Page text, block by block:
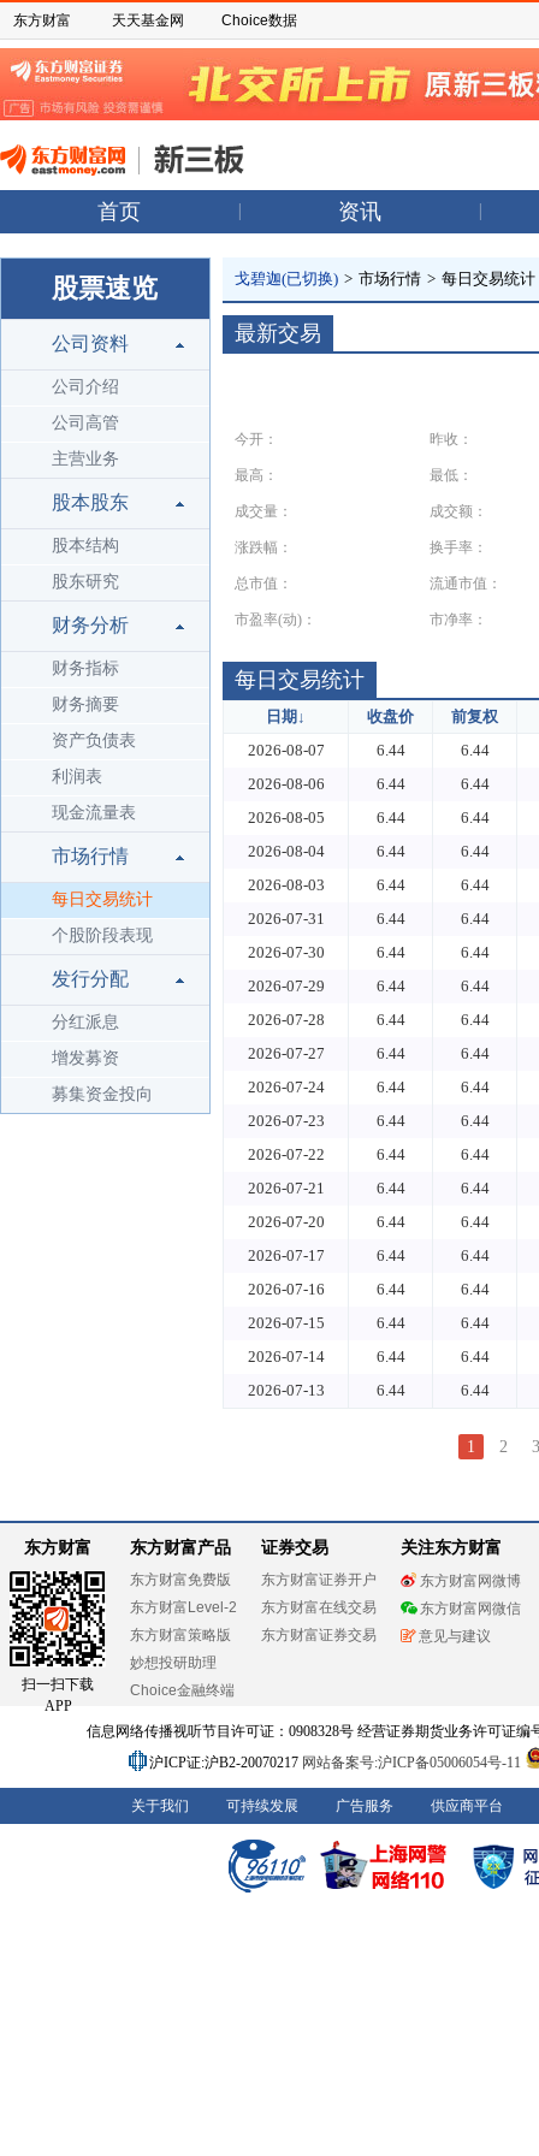
东方财富 天天基金网 Choice数据
首页 资讯
股票速览
公司资料
公司介绍
公司高管
主营业务
股本股东
股本结构
股东研究
财务分析
财务指标
财务摘要
资产负债表
利润表
现金流量表
市场行情
每日交易统计
个股阶段表现
发行分配
分红派息
增发募资
募集资金投向
戈碧迦(已切换) > 市场行情 > 每日交易统计
最新交易
今开： 昨收：
最高： 最低：
成交量： 成交额：
涨跌幅： 换手率：
总市值： 流通市值：
市盈率(动)： 市净率：
每日交易统计
日期↓ 收盘价
前复权
2026-08-07
6.44
6.44
2026-08-06
6.44
6.44
2026-08-05
6.44
6.44
2026-08-04
6.44
6.44
2026-08-03
6.44
6.44
2026-07-31
6.44
6.44
2026-07-30
6.44
6.44
2026-07-29
6.44
6.44
2026-07-28
6.44
6.44
2026-07-27
6.44
6.44
2026-07-24
6.44
6.44
2026-07-23
6.44
6.44
2026-07-22
6.44
6.44
2026-07-21
6.44
6.44
2026-07-20
6.44
6.44
2026-07-17
6.44
6.44
2026-07-16
6.44
6.44
2026-07-15
6.44
6.44
2026-07-14
6.44
6.44
2026-07-13
6.44 6.44
1 2 3
东方财富
扫一扫下载
APP
东方财富产品
东方财富免费版
东方财富Level-2
东方财富策略版
妙想投研助理
Choice金融终端
证券交易
东方财富证券开户
东方财富在线交易
东方财富证券交易
关注东方财富
东方财富网微博
东方财富网微信
意见与建议
信息网络传播视听节目许可证：0908328号 经营证券期货业务许可证编
沪ICP证:沪B2-20070217 网站备案号:沪ICP备05006054号-11
关于我们 可持续发展 广告服务 供应商平台